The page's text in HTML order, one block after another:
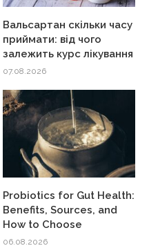
Вальсартан скільки часу
приймати: від чого
залежить курс лікування
07.08.2026
Probiotics for Gut Health:
Benefits, Sources, and
How to Choose
06.08.2026